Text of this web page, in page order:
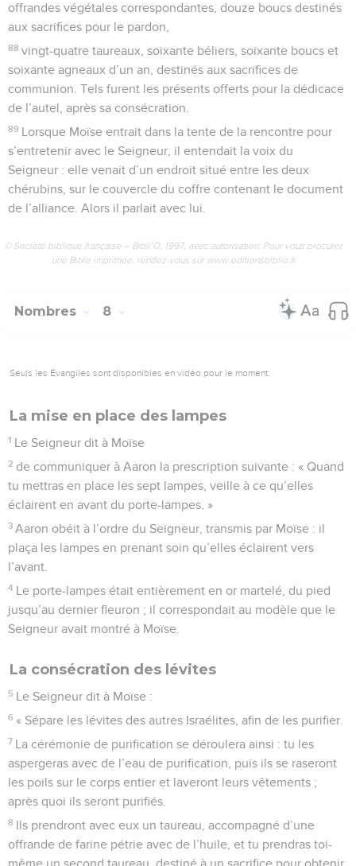
offrandes végétales correspondantes, douze boucs destinés
aux sacrifices pour le pardon,
88 vingt-quatre taureaux, soixante béliers, soixante boucs et
soixante agneaux d’un an, destinés aux sacrifices de
communion. Tels furent les présents offerts pour la dédicace
de l’autel, après sa consécration.
89 Lorsque Moïse entrait dans la tente de la rencontre pour
s’entretenir avec le Seigneur, il entendait la voix du
Seigneur : elle venait d’un endroit situé entre les deux
chérubins, sur le couvercle du coffre contenant le document
de l’alliance. Alors il parlait avec lui.
© Société biblique française – Bibli’O, 1997, avec autorisation. Pour vous procurer
une Bible imprimée, rendez-vous sur www.editionsbiblio.fr
Nombres 8
Seuls les Évangiles sont disponibles en vidéo pour le moment.
La mise en place des lampes
1 Le Seigneur dit à Moïse
2 de communiquer à Aaron la prescription suivante : « Quand
tu mettras en place les sept lampes, veille à ce qu’elles
éclairent en avant du porte-lampes. »
3 Aaron obéit à l’ordre du Seigneur, transmis par Moïse : il
plaça les lampes en prenant soin qu’elles éclairent vers
l’avant.
4 Le porte-lampes était entièrement en or martelé, du pied
jusqu’au dernier fleuron ; il correspondait au modèle que le
Seigneur avait montré à Moïse.
La consécration des lévites
5 Le Seigneur dit à Moïse :
6 « Sépare les lévites des autres Israélites, afin de les purifier.
7 La cérémonie de purification se déroulera ainsi : tu les
aspergeras avec de l’eau de purification, puis ils se raseront
les poils sur le corps entier et laveront leurs vêtements ;
après quoi ils seront purifiés.
8 Ils prendront avec eux un taureau, accompagné d’une
offrande de farine pétrie avec de l’huile, et tu prendras toi-
même un second taureau, destiné à un sacrifice pour obtenir